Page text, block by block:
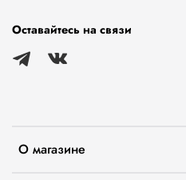
О магазине
Оставайтесь на связи